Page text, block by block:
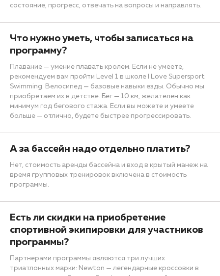
состояние, прогресс, отвечать на вопросы и направлять.
Что нужно уметь, чтобы записаться на
программу?
Плавание — умение плавать кролем. Если не умеете,
рекомендуем вам пройти Level 1 в школе I Love Supersport
Swimming. Велосипед — базовые навыки езды. Обычно мы
приобретаем их в детстве. Бег — 10 км, желателен как
минимум год бегового стажа. Если вы можете и умеете
больше — отлично, будете быстрее прогрессировать.
А за бассейн надо отдельно платить?
Нет, стоимость аренды бассейна и вход в крытый манеж на
время групповых тренировок включена в стоимость
программы.
Есть ли скидки на приобретение
спортивной экипировки для участников
программы?
Партнерами программы являются три лучших
триатлонных марки: Newton — легендарные кроссовки в